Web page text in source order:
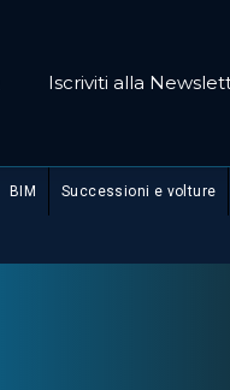
Iscriviti alla
BIM Successioni e volture